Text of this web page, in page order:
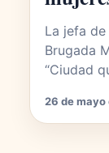
La jefa
Brugada
“Ciudad
26 de mayo